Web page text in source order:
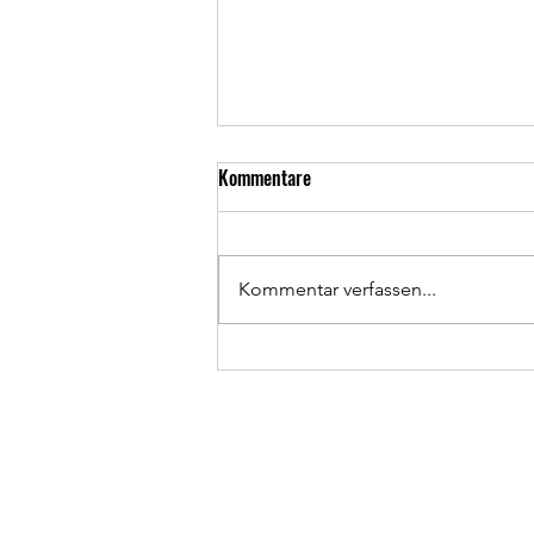
Tenniscamp 2026 auf unserer
Kommentare
Kommentar verfassen...